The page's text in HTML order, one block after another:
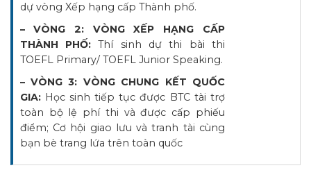
dự vòng Xếp hạng cấp Thành phố.
– VÒNG 2: VÒNG XẾP HẠNG CẤP
THÀNH PHỐ: Thí sinh dự thi bài thi
TOEFL Primary/ TOEFL Junior Speaking.
– VÒNG 3: VÒNG CHUNG KẾT QUỐC
GIA:Học sinh tiếp tục được BTC tài trợ
toàn bộ lệ phí thi và được cấp phiếu
điểm; Cơ hội giao lưu và tranh tài cùng
bạn bè trang lứa trên toàn quốc